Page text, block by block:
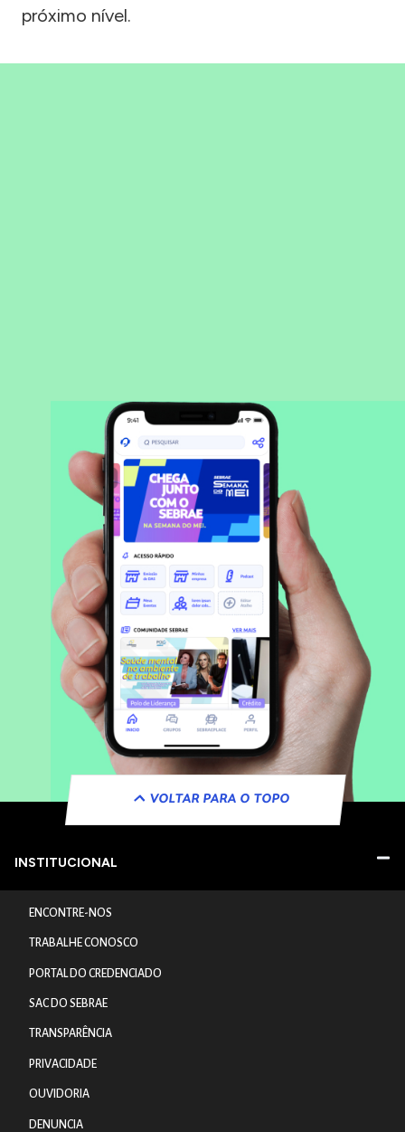
próximo nível.
VOLTAR PARA O TOPO
INSTITUCIONAL
ENCONTRE-NOS
TRABALHE CONOSCO
PORTAL DO CREDENCIADO
SAC DO SEBRAE
TRANSPARÊNCIA
PRIVACIDADE
OUVIDORIA
DENUNCIA